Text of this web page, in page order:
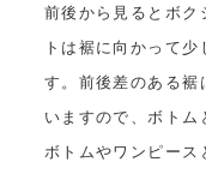
前後から見るとボク
トは裾に向かって
す。前後差のある裾
いますので、ボトム
ボトムやワンピース